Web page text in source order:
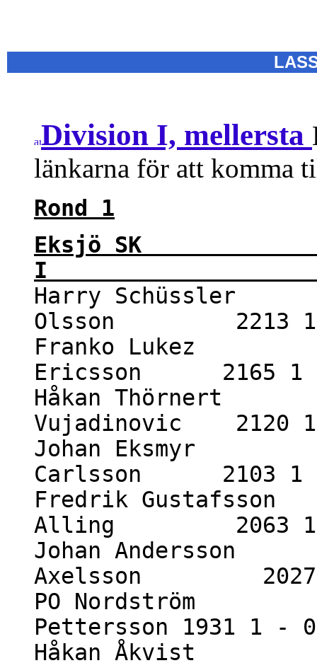
Division I, mellersta
länkarna för att komma
Rond 1
Eksjö SK
I 8 -
Harry Schüssler
Olsson 2213 1
Franko Lukez
Ericsson 2165 1
Håkan Thörnert
Vujadinovic 2120
Johan Eksmyr
Carlsson 2103 1
Fredrik Gustafsson
Alling 2063 1
Johan Andersson
Axelsson 2027
PO Nordström
Pettersson 1931 1 - 0
Håkan Åkvist